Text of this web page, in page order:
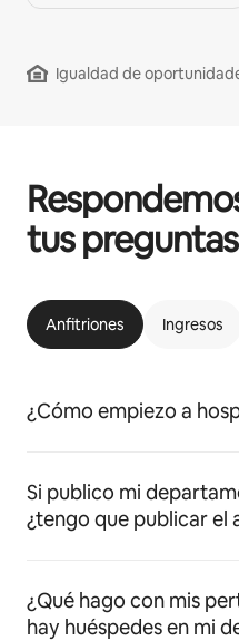
Igualdad de
tus preguntas
Anfitriones Ingresos
¿Cómo empiezo a
Si publico mi
¿tengo que publicar el
¿Qué hago con mis
hay huéspedes en mi